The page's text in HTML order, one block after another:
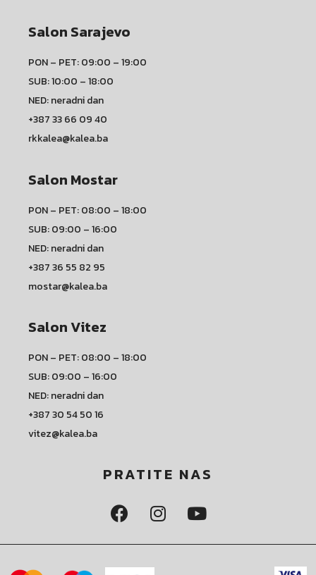
Salon Sarajevo
PON – PET: 09:00 – 19:00
SUB: 10:00 – 18:00
NED: neradni dan
+387 33 66 09 40
rkkalea@kalea.ba
Salon Mostar
PON – PET: 08:00 – 18:00
SUB: 09:00 – 16:00
NED: neradni dan
+387 36 55 82 95
mostar@kalea.ba
Salon Vitez
PON – PET: 08:00 – 18:00
SUB: 09:00 – 16:00
NED: neradni dan
+387 30 54 50 16
vitez@kalea.ba
PRATITE NAS